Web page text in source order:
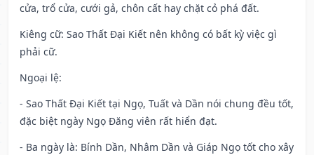
cửa, trổ cửa, cưới gả, chôn cất hay chặt cỏ phá đất.
Kiêng cữ: Sao Thất Đại Kiết nên không có bất kỳ việc gì
phải cữ.
Ngoại lệ:
- Sao Thất Đại Kiết tại Ngọ, Tuất và Dần nói chung đều tốt,
đặc biệt ngày Ngọ Đăng viên rất hiển đạt.
- Ba ngày là: Bính Dần, Nhâm Dần và Giáp Ngọ tốt cho xây